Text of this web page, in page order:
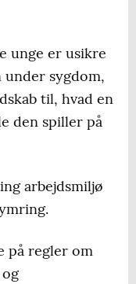
unge er usikre
sygdom,
til, hvad en
den spiller på
arbejdsmiljø
på regler om